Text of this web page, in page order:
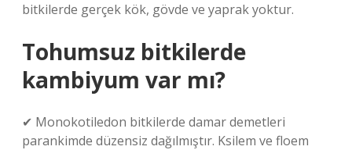
bitkilerde gerçek kök, gövde ve yaprak yoktur.
Tohumsuz bitkilerde
kambiyum var mı?
✔ Monokotiledon bitkilerde damar demetleri
parankimde düzensiz dağılmıştır. Ksilem ve floem